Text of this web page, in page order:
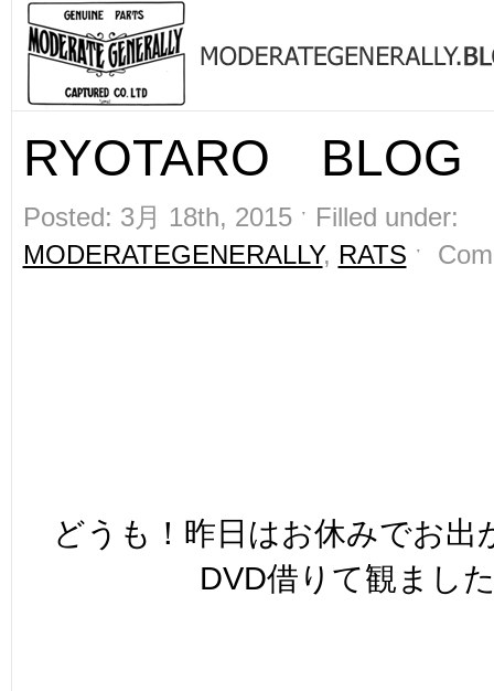
RYOTARO BLOG
Posted: 3月 18th, 2015 ˑ Filled under:
MODERATEGENERALLY, RATS ˑ
どうも！昨日はお休みでお出
DVD借りて観まし